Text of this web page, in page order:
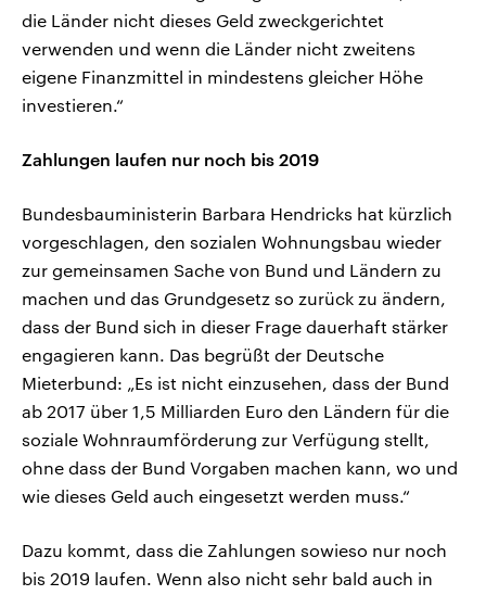
die Länder nicht dieses Geld zweckgerichtet
verwenden und wenn die Länder nicht zweitens
eigene Finanzmittel in mindestens gleicher Höhe
investieren.“
Zahlungen laufen nur noch bis 2019
Bundesbauministerin Barbara Hendricks hat kürzlich
vorgeschlagen, den sozialen Wohnungsbau wieder
zur gemeinsamen Sache von Bund und Ländern zu
machen und das Grundgesetz so zurück zu ändern,
dass der Bund sich in dieser Frage dauerhaft stärker
engagieren kann. Das begrüßt der Deutsche
Mieterbund: „Es ist nicht einzusehen, dass der Bund
ab 2017 über 1,5 Milliarden Euro den Ländern für die
soziale Wohnraumförderung zur Verfügung stellt,
ohne dass der Bund Vorgaben machen kann, wo und
wie dieses Geld auch eingesetzt werden muss.“
Dazu kommt, dass die Zahlungen sowieso nur noch
bis 2019 laufen. Wenn also nicht sehr bald auch in